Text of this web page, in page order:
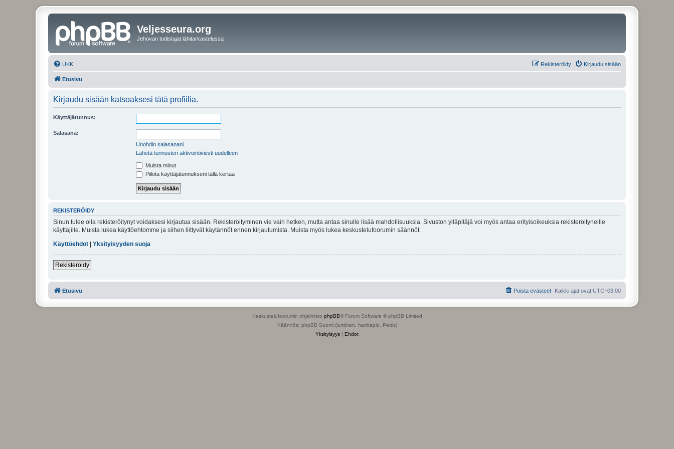
Veljesseura.org
Jehovan todistajat lähitarkastelussa
UKK Kirjaudu sisään
Rekisteröidy
Etusivu
Kirjaudu sisään katsoaksesi tätä profiilia.
Käyttäjätunnus:
Salasana:
Unohdin salasanani
Lähetä tunnusten aktivointiviesti uudelleen
Muista minut
Piilota käyttäjätunnukseni tällä kertaa
REKISTERÖIDY
Sinun tulee olla rekisteröitynyt voidaksesi kirjautua sisään. Rekisteröityminen vie vain hetken, mutta antaa sinulle lisää mahdollisuuksia. Sivuston ylläpitäjä voi myös antaa erityisoikeuksia rekisteröityneille
käyttäjille. Muista lukea käyttöehtomme ja siihen liittyvät käytännöt ennen kirjautumista. Muista myös lukea keskustelufoorumin säännöt.
Käyttöehdot
Yksityisyyden suoja
Rekisteröidy
Etusivu Kaikki ajat ovat UTC+03:00
Poista evästeet
Keskustelufoorumin ohjelmisto phpBB® Forum Software © phpBB Limited
Käännös: phpBB Suomi (lurttinen, harritapio, Pettis)
Yksityisyys | Ehdot